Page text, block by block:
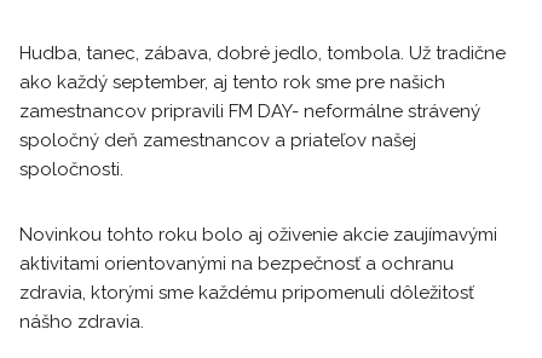
Hudba, tanec, zábava, dobré jedlo, tombola. Už tradične
ako každý september, aj tento rok sme pre našich
zamestnancov pripravili FM DAY- neformálne strávený
spoločný deň zamestnancov a priateľov našej
spoločnosti.
Novinkou tohto roku bolo aj oživenie akcie zaujímavými
aktivitami orientovanými na bezpečnosť a ochranu
zdravia, ktorými sme každému pripomenuli dôležitosť
nášho zdravia.